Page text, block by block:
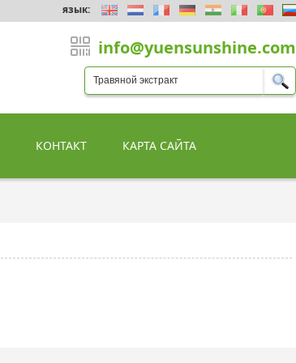
язык:
КОНТАКТ КАРТА САЙТА
info@yuensunshine.com